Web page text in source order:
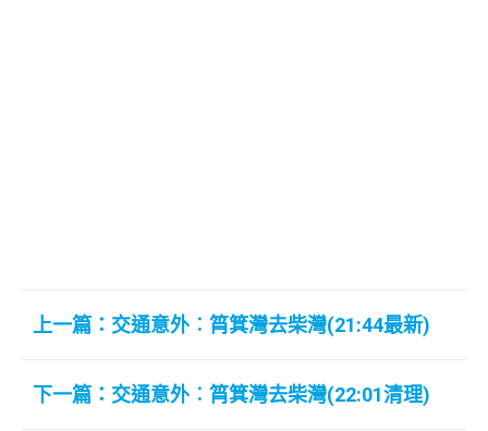
上一篇：交通意外︰筲箕灣去柴灣(21:44最新)
下一篇：交通意外︰筲箕灣去柴灣(22:01清理)